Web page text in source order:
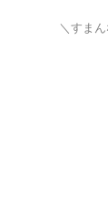
＼すま